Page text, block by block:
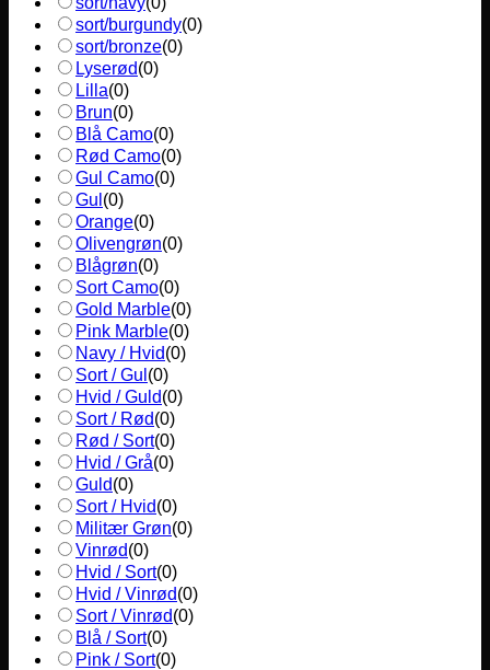
sort/burgundy(0)
sort/bronze(0)
Lyserød(0)
Lilla(0)
Brun(0)
Blå Camo(0)
Rød Camo(0)
Gul Camo(0)
Gul (0)
Orange(0)
Olivengrøn(0)
Blågrøn(0)
Sort Camo(0)
Gold Marble(0)
Pink Marble(0)
Navy / Hvid(0)
Sort / Gul (0)
Hvid / Guld(0)
Sort / Rød(0)
Rød / Sort(0)
Hvid / Grå(0)
Guld(0)
Sort / Hvid(0)
Militær Grøn(0)
Vinrød(0)
Hvid / Sort(0)
Hvid / Vinrød(0)
Sort / Vinrød(0)
Blå / Sort(0)
Pink / Sort(0)